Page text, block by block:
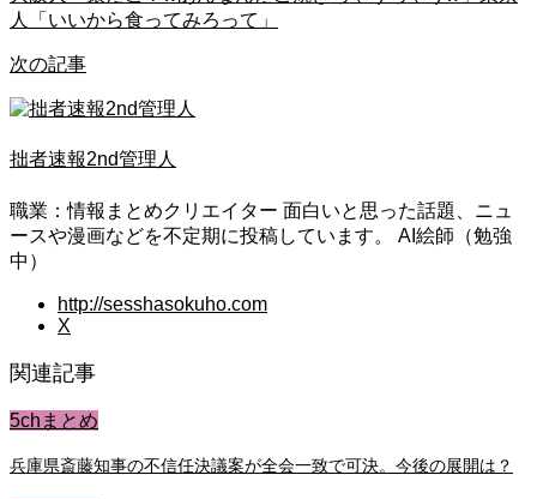
人「いいから食ってみろって」
次の記事
拙者速報2nd管理人
職業：情報まとめクリエイター 面白いと思った話題、ニュ
ースや漫画などを不定期に投稿しています。 AI絵師（勉強
中）
http://sesshasokuho.com
X
関連記事
5chまとめ
兵庫県斎藤知事の不信任決議案が全会一致で可決。今後の展開は？